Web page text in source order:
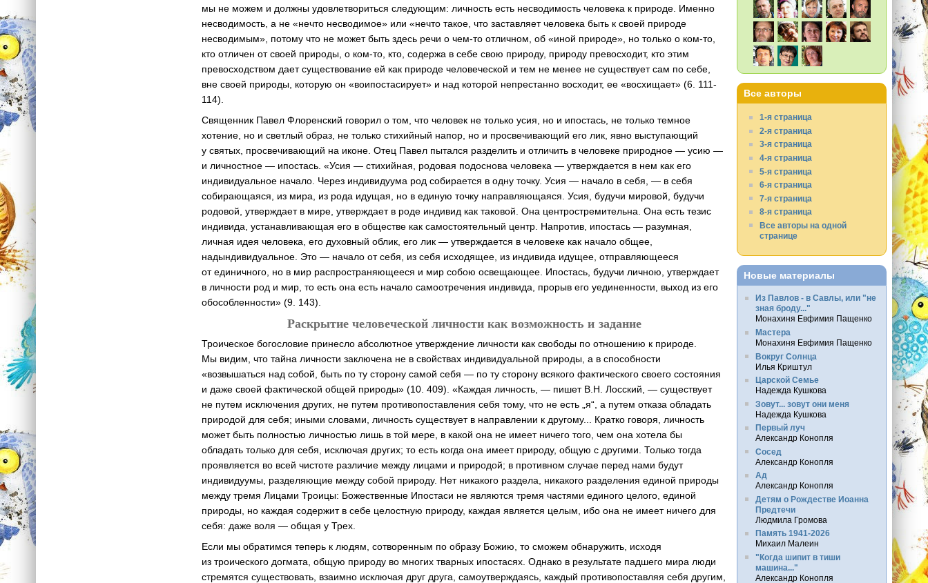
мы не можем и должны удовлетвориться следующим: личность есть несводимость человека к природе. Именно
несводимость, а не «нечто несводимое» или «нечто такое, что заставляет человека быть к своей природе
несводимым», потому что не может быть здесь речи о чем-то отличном, об «иной природе», но только о ком-то,
кто отличен от своей природы, о ком-то, кто, содержа в себе свою природу, природу превосходит, кто этим
превосходством дает существование ей как природе человеческой и тем не менее не существует сам по себе,
вне своей природы, которую он «воипостасирует» и над которой непрестанно восходит, ее «восхищает» (6. 111-
114).
Священник Павел Флоренский говорил о том, что человек не только усия, но и ипостась, не только темное
хотение, но и светлый образ, не только стихийный напор, но и просвечивающий его лик, явно выступающий
у святых, просвечивающий на иконе. Отец Павел пытался разделить и отличить в человеке природное — усию —
и личностное — ипостась. «Усия — стихийная, родовая подоснова человека — утверждается в нем как его
индивидуальное начало. Через индивидуума род собирается в одну точку. Усия — начало в себя, — в себя
собирающаяся, из мира, из рода идущая, но в единую точку направляющаяся. Усия, будучи мировой, будучи
родовой, утверждает в мире, утверждает в роде индивид как таковой. Она центростремительна. Она есть тезис
индивида, устанавливающая его в обществе как самостоятельный центр. Напротив, ипостась — разумная,
личная идея человека, его духовный облик, его лик — утверждается в человеке как начало общее,
надындивидуальное. Это — начало от себя, из себя исходящее, из индивида идущее, отправляющееся
от единичного, но в мир распространяющееся и мир собою освещающее. Ипостась, будучи личною, утверждает
в личности род и мир, то есть она есть начало самоотречения индивида, прорыв его уединенности, выход из его
обособленности» (9. 143).
Раскрытие человеческой личности как возможность и задание
Троическое богословие принесло абсолютное утверждение личности как свободы по отношению к природе.
Мы видим, что тайна личности заключена не в свойствах индивидуальной природы, а в способности
«возвышаться над собой, быть по ту сторону самой себя — по ту сторону всякого фактического своего состояния
и даже своей фактической общей природы» (10. 409). «Каждая личность, — пишет В.Н. Лосский, — существует
не путем исключения других, не путем противопоставления себя тому, что не есть „я“, а путем отказа обладать
природой для себя; иными словами, личность существует в направлении к другому... Кратко говоря, личность
может быть полностью личностью лишь в той мере, в какой она не имеет ничего того, чем она хотела бы
обладать только для себя, исключая других; то есть когда она имеет природу, общую с другими. Только тогда
проявляется во всей чистоте различие между лицами и природой; в противном случае перед нами будут
индивидуумы, разделяющие между собой природу. Нет никакого раздела, никакого разделения единой природы
между тремя Лицами Троицы: Божественные Ипостаси не являются тремя частями единого целого, единой
природы, но каждая содержит в себе целостную природу, каждая является целым, ибо она не имеет ничего для
себя: даже воля — общая у Трех.
Если мы обратимся теперь к людям, сотворенным по образу Божию, то сможем обнаружить, исходя
из троического догмата, общую природу во многих тварных ипостасях. Однако в результате падшего мира люди
стремятся существовать, взаимно исключая друг друга, самоутверждаясь, каждый противопоставляя себя другим,
Все авторы
1-я страница
2-я страница
3-я страница
4-я страница
5-я страница
6-я страница
7-я страница
8-я страница
Все авторы на одной
странице
Новые материалы
Из Павлов - в Савлы, или "не
зная броду..."
Монахиня Евфимия Пащенко
Мастера
Монахиня Евфимия Пащенко
Вокруг Солнца
Илья Криштул
Царской Семье
Надежда Кушкова
Зовут... зовут они меня
Надежда Кушкова
Первый луч
Александр Конопля
Сосед
Александр Конопля
Ад
Александр Конопля
Детям о Рождестве Иоанна
Предтечи
Людмила Громова
Память 1941-2026
Михаил Малеин
"Когда шипит в тиши
машина..."
Александр Конопля